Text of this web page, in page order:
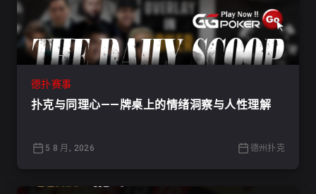
德扑赛事
扑克与同理心——牌桌上的情绪洞察与人性理解
5 8 月, 2026 德州扑克